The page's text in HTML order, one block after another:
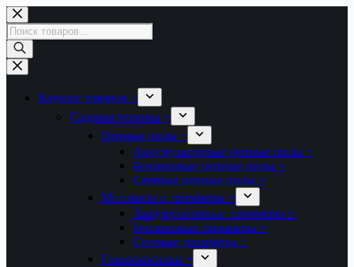
Перейти
к
сути
Поиск
товаров
Каталог товаров +
Садовая техника +
Цепные пилы +
Аккумуляторные цепные пилы +
Бензиновые цепные пилы +
Сетевые цепные пилы +
Мотокосы и триммеры +
Аккумуляторные триммеры +
Бензиновые триммеры +
Сетевые триммеры +
Газонокосилки +